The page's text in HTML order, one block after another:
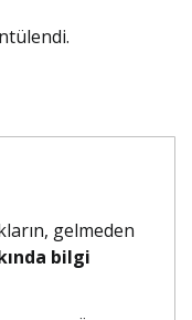
gelmeden
bilgi